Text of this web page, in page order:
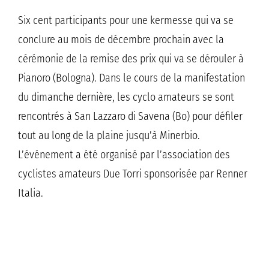
Six cent participants pour une kermesse qui va se
conclure au mois de décembre prochain avec la
cérémonie de la remise des prix qui va se dérouler à
Pianoro (Bologna). Dans le cours de la manifestation
du dimanche dernière, les cyclo amateurs se sont
rencontrés à San Lazzaro di Savena (Bo) pour défiler
tout au long de la plaine jusqu’à Minerbio.
L’événement a été organisé par l’association des
cyclistes amateurs Due Torri sponsorisée par Renner
Italia.